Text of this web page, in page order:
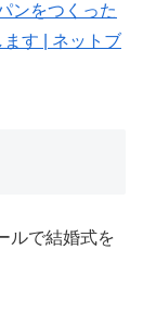
ンをつくった
す | ネットブ
ルで結婚式を